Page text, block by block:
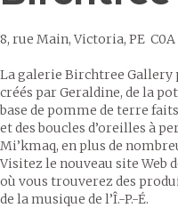
8, rue Main, Victoria, PE C0A
La galerie Birchtree Gallery
créés par Geraldine, de la
base de pomme de terre
et des boucles d’oreilles à
Mi’kmaq, en plus de
Visitez le nouveau site Web
où vous trouverez des
de la musique de l’Î.-P.-É.